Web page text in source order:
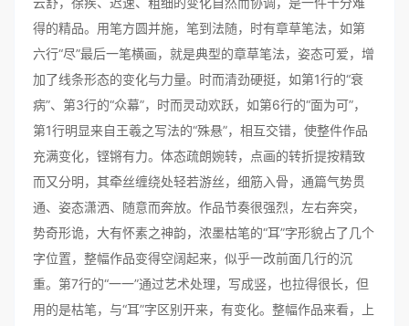
得的精品。用笔方圆并施，笔到法随，时有章草笔法，如第
六行“尽”最后一笔横画，就是典型的章草笔法，姿态可爱，增
加了线条形态的变化与力量。时而清劲硬挺，如第1行的“衰
病”、第3行的“众幕”，时而灵动欢跃，如第6行的“面为可”，
第1行明显来自王羲之写法的“殊悬”，相互交错，使整件作品
充满变化，铿锵有力。体态疏朗婉转，点画的转折提按精致
而又分明，其牵丝缠绕处轻若游丝，细筋入骨，通篇气势贯
通、姿态潇洒、随意而奔放。作品节奏很强烈，左右奔突，
势奇形诡，大有怀素之神韵，浓墨枯笔的“耳”字形貌占了几个
字位置，整幅作品变得空阔起来，似乎一改前面几行的沉
重。第7行的“一一”通过艺术处理，写成竖，也拉得很长，但
用的是枯笔，与“耳”字区别开来，有变化。整幅作品来看，上